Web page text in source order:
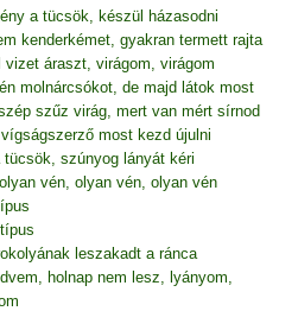
a tücsök, készül házasodni
kenderkémet, gyakran termett rajta
vizet áraszt, virágom, virágom
molnárcsókot, de majd látok most
szűz virág, mert van mért sírnod
most kezd újulni
tücsök, szúnyog lányát kéri
vén, olyan vén, olyan vén
leszakadt a ránca
holnap nem lesz, lyányom,